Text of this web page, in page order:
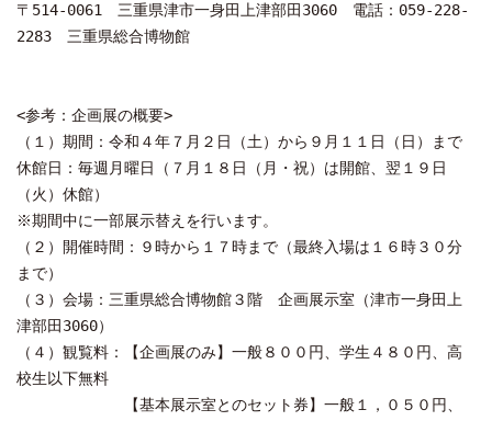
〒514-0061 三重県津市一身田上津部田3060 電話：059-228-
2283 三重県総合博物館
<参考：企画展の概要>
（１）期間：令和４年７月２日（土）から９月１１日（日）まで
休館日：毎週月曜日（７月１８日（月・祝）は開館、翌１９日
（火）休館）
※期間中に一部展示替えを行います。
（２）開催時間：９時から１７時まで（最終入場は１６時３０分
まで）
（３）会場：三重県総合博物館３階 企画展示室（津市一身田上
津部田3060）
（４）観覧料：【企画展のみ】一般８００円、学生４８０円、高
校生以下無料
【基本展示室とのセット券】一般１，０５０円、